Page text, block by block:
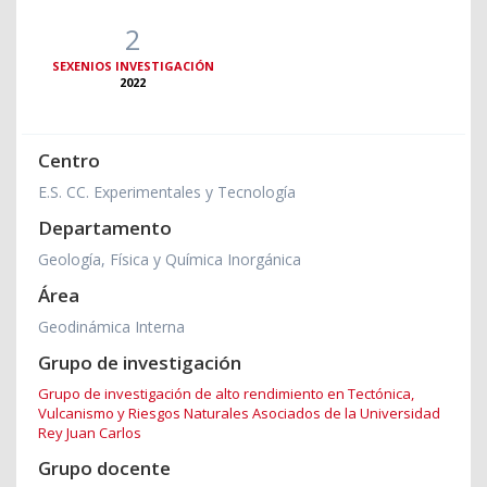
2
SEXENIOS INVESTIGACIÓN
2022
Centro
E.S. CC. Experimentales y Tecnología
Departamento
Geología, Física y Química Inorgánica
Área
Geodinámica Interna
Grupo de investigación
Grupo de investigación de alto rendimiento en Tectónica,
Vulcanismo y Riesgos Naturales Asociados de la Universidad
Rey Juan Carlos
Grupo docente